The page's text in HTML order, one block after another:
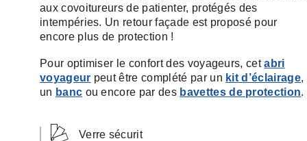
aux covoitureurs de patienter, protégés des
intempéries. Un retour façade est proposé pour
encore plus de protection !
Pour optimiser le confort des voyageurs, cetabri
voyageur peut être complété par un kit d’éclairage,
un banc ou encore par des bavettes de protection.
Verre sécurit